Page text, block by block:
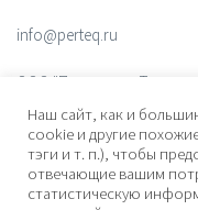
info@perteq.ru
ООО "Передовые
ОГРН 1117847072628
Почтовый индекс 196006
Наш сайт, как и
cookie и другие
тэги и т. п.), чтобы
отвечающие вашим
статистическую